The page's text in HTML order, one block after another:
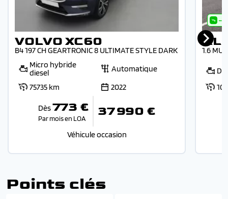
VOLVO XC60
B4 197 CH GEARTRONIC 8 ULTIMATE STYLE DARK
Micro hybride
diesel
Automatique
75735 km
2022
Dès773 €
Par mois en LOA 37 990 €
Véhicule occasion
-
1.6
10
Points clés